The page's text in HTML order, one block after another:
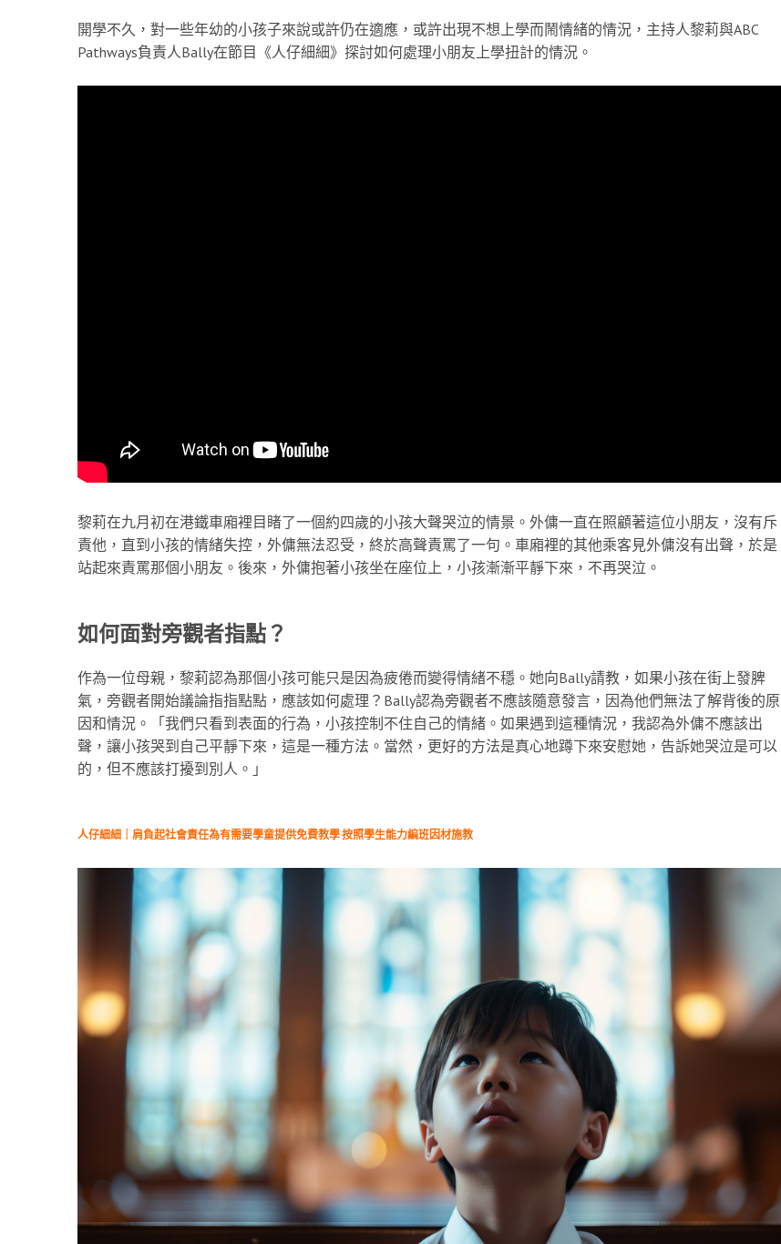
開學不久，對一些年幼的小孩子來說或許仍在適應，或許出現不想上學而鬧情緒的情況，主持人黎莉與ABC
Pathways負責人Bally在節目《人仔細細》探討如何處理小朋友上學扭計的情況。
黎莉在九月初在港鐵車廂裡目睹了一個約四歲的小孩大聲哭泣的情景。外傭一直在照顧著這位小朋友，沒有斥
責他，直到小孩的情緒失控，外傭無法忍受，終於高聲責罵了一句。車廂裡的其他乘客見外傭沒有出聲，於是
站起來責罵那個小朋友。後來，外傭抱著小孩坐在座位上，小孩漸漸平靜下來，不再哭泣。
如何面對旁觀者指點？
作為一位母親，黎莉認為那個小孩可能只是因為疲倦而變得情緒不穩。她向Bally請教，如果小孩在街上發脾
氣，旁觀者開始議論指指點點，應該如何處理？Bally認為旁觀者不應該隨意發言，因為他們無法了解背後的原
因和情況。「我們只看到表面的行為，小孩控制不住自己的情緒。如果遇到這種情況，我認為外傭不應該出
聲，讓小孩哭到自己平靜下來，這是一種方法。當然，更好的方法是真心地蹲下來安慰她，告訴她哭泣是可以
的，但不應該打擾到別人。」
人仔細細｜肩負起社會責任為有需要學童提供免費教學 按照學生能力編班因材施教